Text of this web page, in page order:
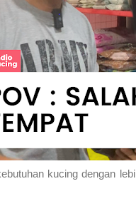
kucing dengan